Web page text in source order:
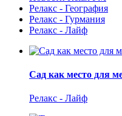
Релакс - География
Релакс - Гурмания
Релакс - Лайф
Сад как место для
Релакс - Лайф